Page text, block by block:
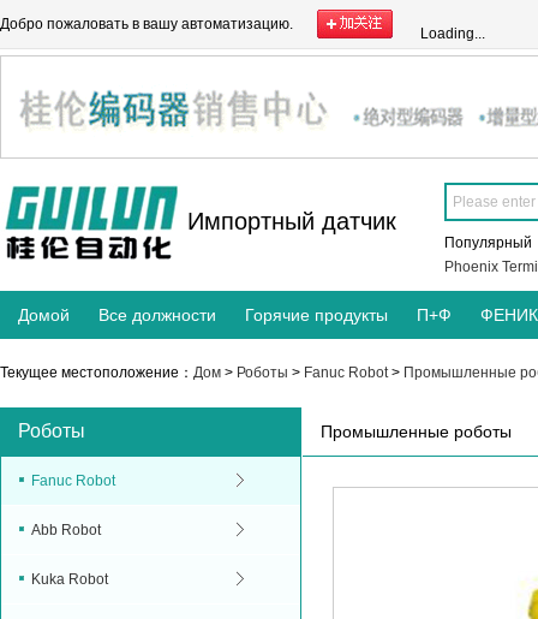
Добро пожаловать в вашу автоматизацию.
Loading...
Импортный датчик
Популярный
Phoenix
Домой Все должности Горячие продукты П+Ф
Текущее местоположение： Дом > Роботы > Fanuc Robot> Промышленные
Роботы
Fanuc Robot
Abb Robot
Kuka Robot
Промышленные роботы